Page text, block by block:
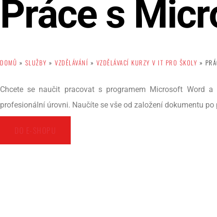
Práce s
DOMŮ » SLUŽBY » VZDĚLÁVÁNÍ » VZDĚLÁVACÍ KURZY V IT PRO ŠKOLY »
Chcete se naučit pracovat s programem Microsoft Word
profesionální úrovni. Naučíte se vše od založení dokumentu
DO E-SHOPU